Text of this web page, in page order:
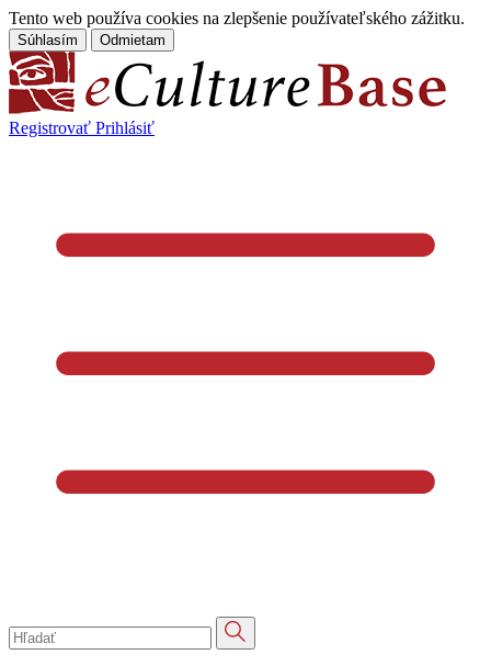
Tento web používa cookies na zlepšenie používateľského zážitku.
Súhlasím Odmietam
Registrovať Prihlásiť